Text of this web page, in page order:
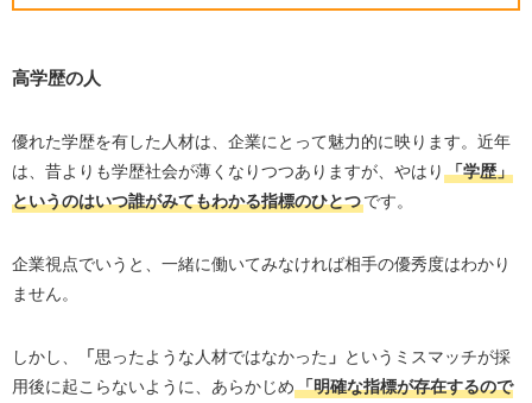
高学歴の人
優れた学歴を有した人材は、企業にとって魅力的に映ります。近年
は、昔よりも学歴社会が薄くなりつつありますが、やはり 「学歴」
というのはいつ誰がみてもわかる指標のひとつです。
企業視点でいうと、一緒に働いてみなければ相手の優秀度はわかり
ません。
しかし、 「思ったような人材ではなかった 」 というミスマッチが採
用後に起こらないように、あらかじめ「明確な指標が存在するので